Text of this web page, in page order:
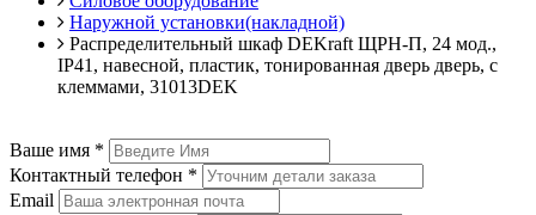
Наружной установки(накладной)
Распределительный шкаф DEKraft ЩРН-П, 24 мод.,
IP41, навесной, пластик, тонированная дверь дверь, с
клеммами, 31013DEK
Ваше имя *
Контактный телефон *
Email